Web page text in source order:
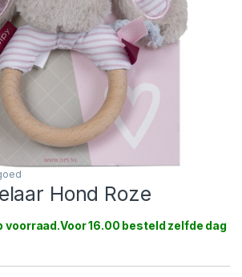
Hond Roze
voorraad